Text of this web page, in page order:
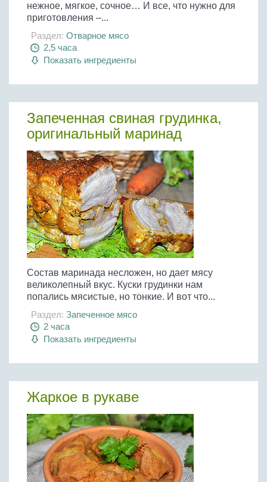
нежное, мягкое, сочное… И все, что нужно для
приготовления –...
Раздел: Отварное мясо
2,5 часа
Показать ингредиенты
Запеченная свиная грудинка,
оригинальный маринад
Состав маринада несложен, но дает мясу
великолепный вкус. Куски грудинки нам
попались мясистые, но тонкие. И вот что...
Раздел: Запеченное мясо
2 часа
Показать ингредиенты
Жаркое в рукаве